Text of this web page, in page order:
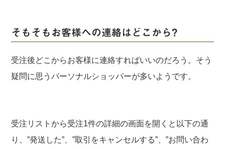
そもそもお客様への連絡はどこから?
受注後どこからお客様に連絡すればいいのだろう。そう
疑問に思うパーソナルショッパーが多いようです。
受注リストから受注1件の詳細の画面を開くと以下の通
り、”発送した”、”取引をキャンセルする”、”お問い合わ